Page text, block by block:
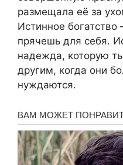
размещала её за
Истинное богатство
прячешь для себя.
надежда, которую
другим, когда они
нуждаются.